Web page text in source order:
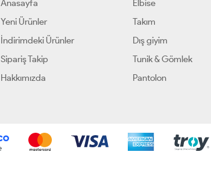
Anasayfa
Yeni Ürünler
İndirimdeki Ürünler
Sipariş Takip
Hakkımızda
Elbise
Takım
Dış giyim
Tunik & Gömlek
Pantolon